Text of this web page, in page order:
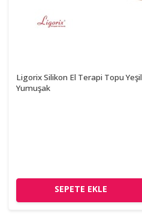
Ligorix Silikon El Terapi Topu Yeşil
Yumuşak
SEPETE EKLE